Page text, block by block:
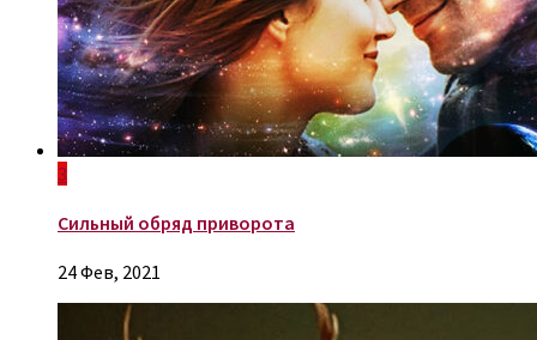
3
Сильный обряд приворота
24 Фев, 2021